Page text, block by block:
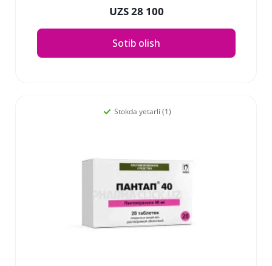
UZS 28 100
Sotib olish
Stokda yetarli (1)